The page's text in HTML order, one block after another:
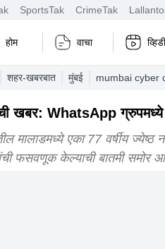
SportsTak CrimeTak
होम वाचा
शहर-खबरबात मुंबई mumbai cyber
खबर: WhatsApp
मालाडमध्ये एका 77 वर्षीय
फसवणूक केल्याची बातमी समोर